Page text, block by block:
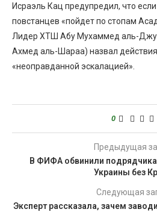
Исраэль Кац предупредил, что
повстанцев «пойдет по стопам
Лидер ХТШ Абу Мухаммед аль-
Ахмед аль-Шараа) назвал
«неоправданной эскалацией».
0
Предыдущая
В ФИФА обвинили подрядчика
Украины без
Следующая
Эксперт рассказала, зачем